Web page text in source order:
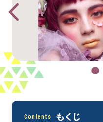
Contents もくじ